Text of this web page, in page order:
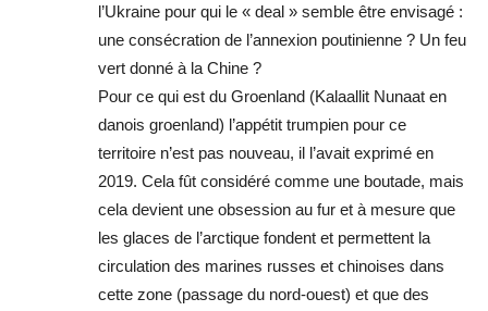
l’Ukraine pour qui le « deal » semble être envisagé :
une consécration de l’annexion poutinienne ? Un feu
vert donné à la Chine ?
Pour ce qui est du Groenland (Kalaallit Nunaat en
danois groenland) l’appétit trumpien pour ce
territoire n’est pas nouveau, il l’avait exprimé en
2019. Cela fût considéré comme une boutade, mais
cela devient une obsession au fur et à mesure que
les glaces de l’arctique fondent et permettent la
circulation des marines russes et chinoises dans
cette zone (passage du nord-ouest) et que des